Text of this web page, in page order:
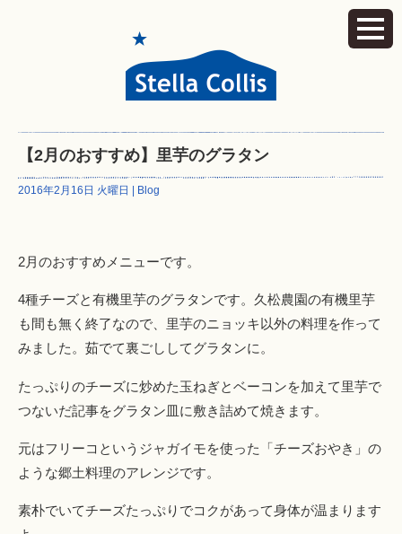
【2月のおすすめ】里芋のグラタン
2016年2月16日 火曜日 | Blog
2月のおすすめメニューです。
4種チーズと有機里芋のグラタンです。久松農園の有機里芋
も間も無く終了なので、里芋のニョッキ以外の料理を作って
みました。茹でて裏ごししてグラタンに。
たっぷりのチーズに炒めた玉ねぎとベーコンを加えて里芋で
つないだ記事をグラタン皿に敷き詰めて焼きます。
元はフリーコというジャガイモを使った「チーズおやき」の
ような郷土料理のアレンジです。
素朴でいてチーズたっぷりでコクがあって身体が温まります